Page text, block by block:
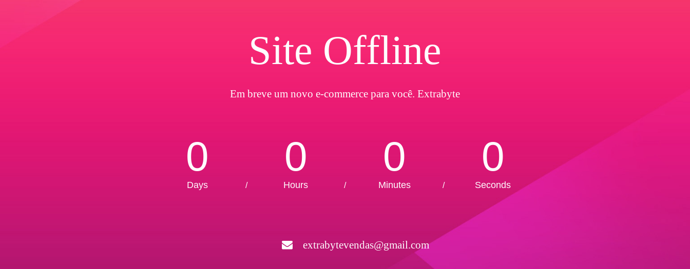
Site Offline
Em breve um novo e-commerce para você. Extrabyte
0
Days /
0
Hours /
0
Minutes /
0
Seconds
extrabytevendas@gmail.com